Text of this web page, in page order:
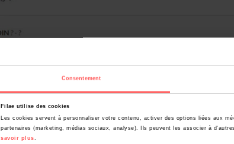
Consentement
Filae utilise des cookies
Les cookies servent à personnaliser votre contenu, activer des options liées aux
partenaires (marketing, médias sociaux, analyse). Ils peuvent les associer à
savoir plus